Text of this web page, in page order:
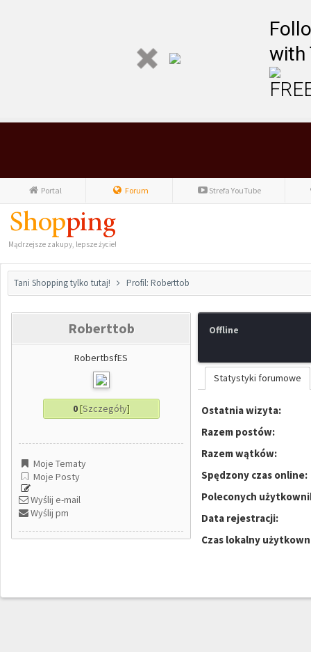
with
Portal Forum Strefa YouTube
Mądrzejsze zakupy, lepsze życie!
Tani Shopping tylko tutaj! Profil: Roberttob
Roberttob
RobertbsfES
0[Szczegóły]
Moje Tematy
Moje Posty
Wyślij e-mail
Wyślij pm
Offline
Statystyki forumowe
Ostatnia wizyta:
Razem postów:
Razem wątków:
Spędzony czas online:
Poleconych
Data rejestracji:
Czas lokalny